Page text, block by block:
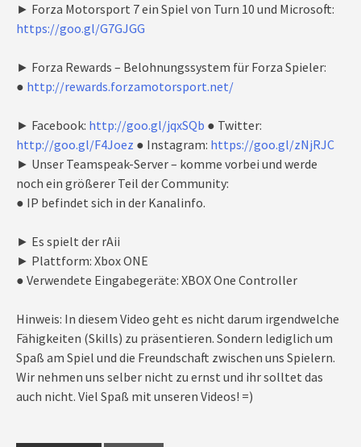
► Forza Motorsport 7 ein Spiel von Turn 10 und Microsoft:
https://goo.gl/G7GJGG
► Forza Rewards – Belohnungssystem für Forza Spieler:
● http://rewards.forzamotorsport.net/
► Facebook: http://goo.gl/jqxSQb ● Twitter:
http://goo.gl/F4Joez ● Instagram: https://goo.gl/zNjRJC
► Unser Teamspeak-Server – komme vorbei und werde
noch ein größerer Teil der Community:
● IP befindet sich in der Kanalinfo.
► Es spielt der rAii
► Plattform: Xbox ONE
● Verwendete Eingabegeräte: XBOX One Controller
Hinweis: In diesem Video geht es nicht darum irgendwelche
Fähigkeiten (Skills) zu präsentieren. Sondern lediglich um
Spaß am Spiel und die Freundschaft zwischen uns Spielern.
Wir nehmen uns selber nicht zu ernst und ihr solltet das
auch nicht. Viel Spaß mit unseren Videos! =)